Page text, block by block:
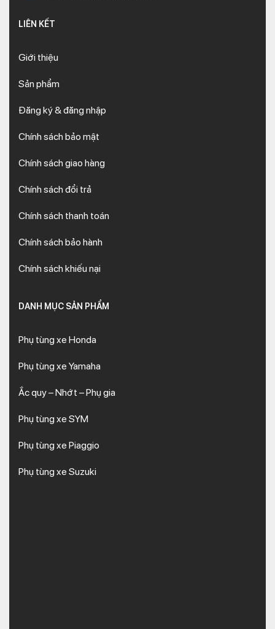
LIÊN KẾT
Giới thiệu
Sản phẩm
Đăng ký & đăng nhập
Chính sách bảo mật
Chính sách giao hàng
Chính sách đổi trả
Chính sách thanh toán
Chính sách bảo hành
Chính sách khiếu nại
DANH MỤC SẢN PHẨM
Phụ tùng xe Honda
Phụ tùng xe Yamaha
Ắc quy – Nhớt – Phụ gia
Phụ tùng xe SYM
Phụ tùng xe Piaggio
Phụ tùng xe Suzuki